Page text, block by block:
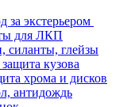
за экстерьером
для ЛКП
силанты, глейзы
кузова
хрома и дисков
антидождь